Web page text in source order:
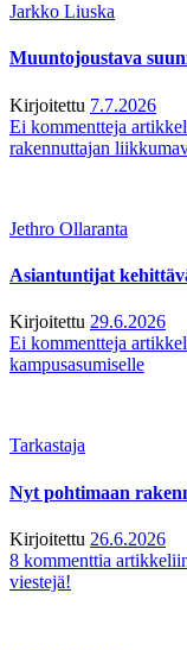
Jarkko Liuska
Muuntojoustava
Kirjoitettu 7.7.2026
Ei kommentteja
rakennuttajan
Jethro Ollaranta
Asiantuntijat
Kirjoitettu 29.6.2026
Ei kommentteja
kampusasumiselle
Tarkastaja
Nyt pohtimaan
Kirjoitettu 26.6.2026
8 kommenttia
viestejä!